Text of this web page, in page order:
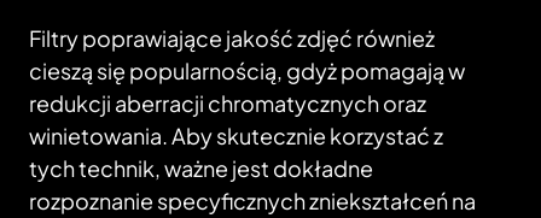
Filtry poprawiające jakość zdjęć również
cieszą się popularnością, gdyż pomagają w
redukcji aberracji chromatycznych oraz
winietowania. Aby skutecznie korzystać z
tych technik, ważne jest dokładne
rozpoznanie specyficznych zniekształceń na